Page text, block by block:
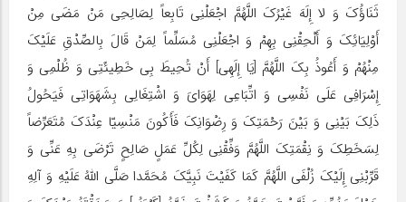
ثَنَاؤُکَ وَ لا إِلَهَ غَیْرُکَ اللَّهُمَّ اجْعَلْنِی تَابِعاً لِصَالِحِی مَنْ مَضَى مِنْ
أَوْلِیَائِکَ وَ أَلْحِقْنِی بِهِمْ وَ اجْعَلْنِی مُسَلِّماً لِمَنْ قَالَ بِالصِّدْقِ عَلَیْکَ
مِنْهُمْ وَ أَعُوذُ بِکَ اللَّهُمَّ [یَا إِلَهِی] أَنْ تُحِیطَ بِی خَطِیئَتِی وَ ظُلْمِی وَ
إِسْرَافِی عَلَى نَفْسِی وَ اتِّبَاعِی لِهَوَایَ وَ اشْتِغَالِی بِشَهَوَاتِی فَیَحُولُ
ذَلِکَ بَیْنِی وَ بَیْنَ رَحْمَتِکَ وَ رِضْوَانِکَ فَأَکُونَ مَنْسِیّا عِنْدَکَ مُتَعَرِّضاً
لِسَخَطِکَ وَ نِقْمَتِکَ اللَّهُمَّ وَفِّقْنِی لِکُلِّ عَمَلٍ صَالِحٍ تَرْضَى بِهِ عَنِّی وَ
قَرِّبْنِی إِلَیْکَ زُلْفَى اللَّهُمَّ کَمَا کَفَیْتَ نَبِیَّکَ مُحَمَّدا صَلَّى اللَّهُ عَلَیْهِ وَ آلِهِ